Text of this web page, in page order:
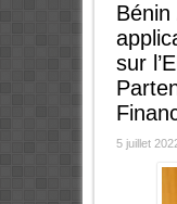
sur
5 juillet